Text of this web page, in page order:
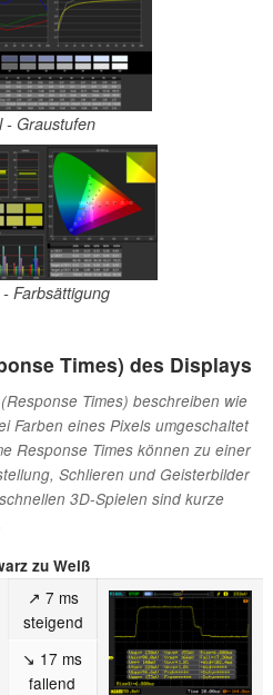
- Graustufen
Farbsättigung
Times) des Displays
Times) beschreiben wie
Farben eines Pixels umgeschaltet
Response Times können zu einer
Schlieren und Geisterbilder
3D-Spielen sind kurze
zu Weiß
↗ 7 ms
steigend
↘ 17 ms
fallend